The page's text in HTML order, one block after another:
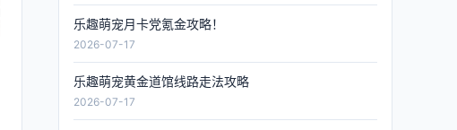
乐趣萌宠月卡党氪金攻略！
2026-07-17
乐趣萌宠黄金道馆线路走法攻略
2026-07-17